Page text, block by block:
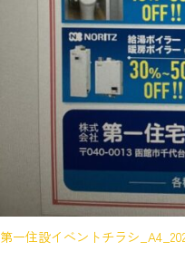
第一住設イベントチラシ